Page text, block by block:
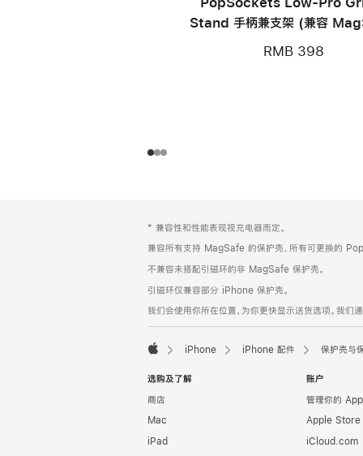
Stand 手柄兼支架 (兼容
RMB 398
页
页
脚
注
* 兼容性和性能表现视充电器而定。
兼容所有支持 MagSafe 的保护壳、所有可更换的
不兼容未搭配引磁环的非 MagSafe 保护壳。
引磁环仅兼容部分 iPhone 保护壳。
我们会使用你所在位置，为你更快显示送货选项。我
iPhone iPhone 配件 保护壳与
选购及了解
商店
Mac
iPad
账户
管理你的
Apple Store
iCloud.com